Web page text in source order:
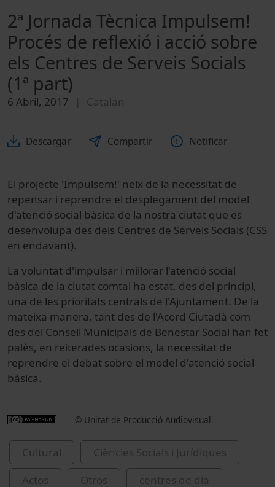
2ª Jornada Tècnica Impulsem!
Procés de reflexió i acció sobre
els Centres de Serveis Socials
(1ª part)
6 Abril, 2017 Catalán
Descargar Compartir Notificar
El projecte 'Impulsem!' neix de la necessitat de
repensar i reprendre el desplegament del model
d'atenció social bàsica de la nostra ciutat que es
desenvolupa des dels Centres de Serveis Socials (CSS
en endavant).
La voluntat d'impulsar i millorar l'atenció social
bàsica de la ciutat comtal ha estat, des del principi,
una de les prioritats centrals de l'Ajuntament. De la
mateixa manera, tant des de l'Acord Ciutadà com
des del Consell Municipals de Benestar Social han fet
palès, en reiterades ocasions, la necessitat de
reprendre el debat sobre el model d'atenció social
bàsica.
© Unitat de Producció Audiovisual
Cultural
Ciències Socials i Jurídiques
Actos
Otros
centres de dia